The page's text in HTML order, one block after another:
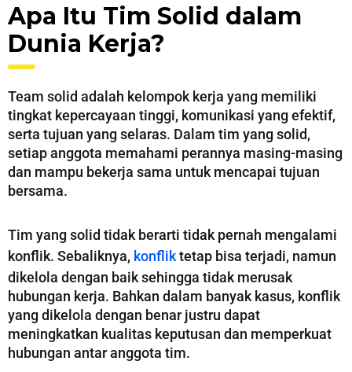
Apa Itu Tim Solid dalam
Dunia Kerja?
Team solid adalah kelompok kerja yang memiliki
tingkat kepercayaan tinggi, komunikasi yang efektif,
serta tujuan yang selaras. Dalam tim yang solid,
setiap anggota memahami perannya masing-masing
dan mampu bekerja sama untuk mencapai tujuan
bersama.
Tim yang solid tidak berarti tidak pernah mengalami
konflik. Sebaliknya, konfliktetap bisa terjadi, namun
dikelola dengan baik sehingga tidak merusak
hubungan kerja. Bahkan dalam banyak kasus, konflik
yang dikelola dengan benar justru dapat
meningkatkan kualitas keputusan dan memperkuat
hubungan antar anggota tim.